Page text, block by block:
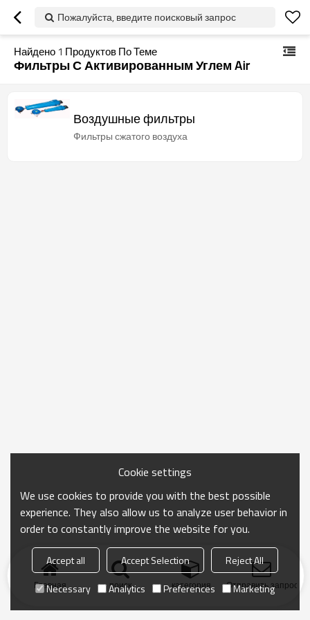
Пожалуйста, введите поисковый запрос
Найдено 1 Продуктов По Теме
Фильтры С Активированным Углем Air
Воздушные фильтры
Фильтры сжатого воздуха
Главная поиск категория Отправить запрос
Cookie settings
We use cookies to provide you with the best possible
experience. They also allow us to analyze user behavior in
order to constantly improve the website for you.
Accept all Accept Selection
Reject All
Necessary
Analytics Preferences Marketing